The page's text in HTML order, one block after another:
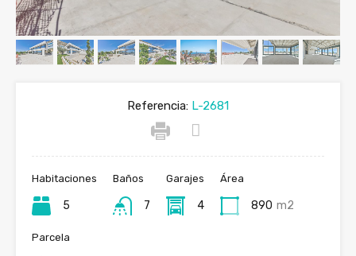
Referencia: L-2681
Habitaciones
5
Baños
7
Garajes
4
Área
890 m2
Parcela